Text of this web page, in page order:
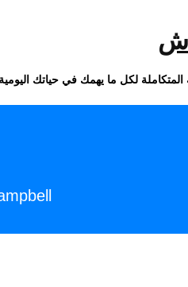
لكل ما يهمك في حياتك اليومية